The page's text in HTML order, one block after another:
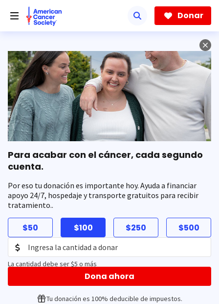
hacia
contenido
Donar
Para acabar con el cáncer, cada segundo
cuenta.
Por eso tu donación es importante hoy. Ayuda a financiar
apoyo 24/7, hospedaje y transporte gratuitos para recibir
tratamiento..
$50 $100 $250 $500
La cantidad debe ser $5 o más
Dona ahora
Tu donación es 100% deducible de impuestos.